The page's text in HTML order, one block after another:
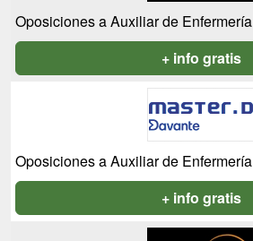
Oposiciones a Auxiliar de Enfermería
+ info gratis
Oposiciones a Auxiliar de Enfermería
+ info gratis